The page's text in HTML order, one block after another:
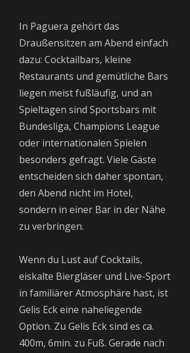
In Paguera gehört das
Draußensitzen am Abend einfach
dazu: Cocktailbars, kleine
Restaurants und gemütliche Bars
liegen meist fußläufig, und an
Spieltagen sind Sportsbars mit
Bundesliga, Champions League
oder internationalen Spielen
besonders gefragt. Viele Gäste
entscheiden sich daher spontan,
den Abend nicht im Hotel,
sondern in einer Bar in der Nähe
zu verbringen.
Wenn du Lust auf Cocktails,
eiskalte Biergläser und Live-Sport
in familiärer Atmosphäre hast, ist
Gelis Eck eine naheliegende
Option. Zu Gelis Eck sind es ca.
400m, 6min. zu Fuß. Gerade nach